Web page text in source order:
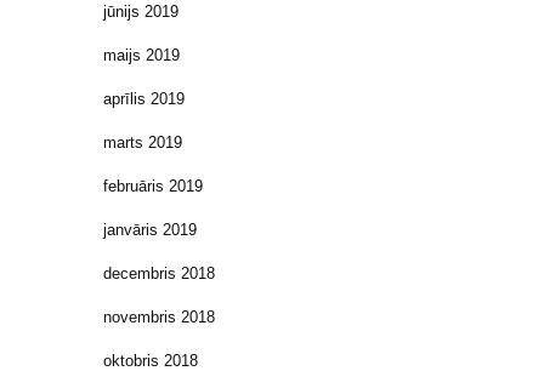
jūnijs 2019
maijs 2019
aprīlis 2019
marts 2019
februāris 2019
janvāris 2019
decembris 2018
novembris 2018
oktobris 2018